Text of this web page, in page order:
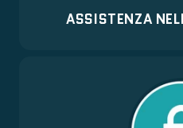
ASSISTENZA